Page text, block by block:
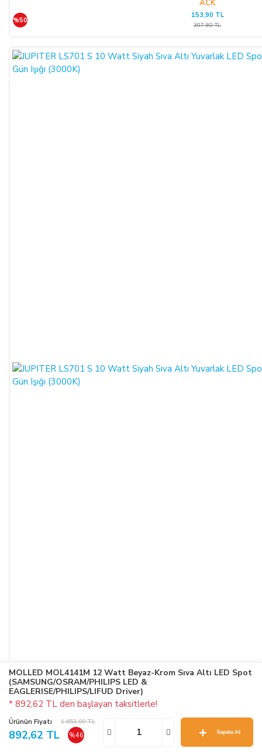
MOLLED MOL4141M 12 Watt Beyaz-Krom Sıva Altı LED Spot
(SAMSUNG/OSRAM/PHILIPS LED &
EAGLERISE/PHILIPS/LIFUD Driver)
* 892,62 TL den başlayan taksitlerle!
Ürünün Fiyatı 1.653,00 TL
892,62 TL %46 Sepete At
ACK
%50
153,90 TL
307,80 TL